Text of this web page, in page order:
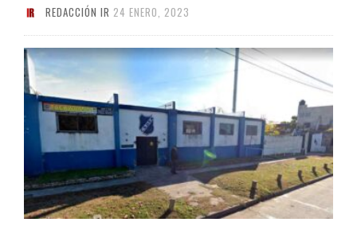
REDACCIÓN IR 24 ENERO, 2023